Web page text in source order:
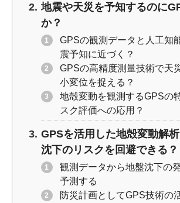
地震や天災を予知するのに
か？
GPSの観測データと人工知
震予知に近づく？
GPSの高精度測量技術で天
小変位を捉える？
地殻変動を観測するGPSの
スク評価への応用？
GPSを活用した地殻変動解
沈下のリスクを回避できる？
観測データから地盤沈下の
予測する
防災計画としてGPS技術の